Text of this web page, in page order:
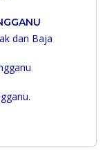
dan Baja